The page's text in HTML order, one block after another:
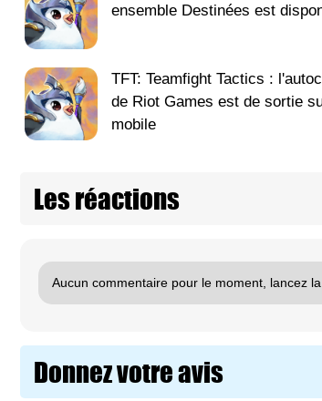
ensemble Destinées est
TFT: Teamfight Tactics :
de Riot Games est de sortie
mobile
Les réactions
Aucun commentaire pour le moment, lancez la
Donnez votre avis